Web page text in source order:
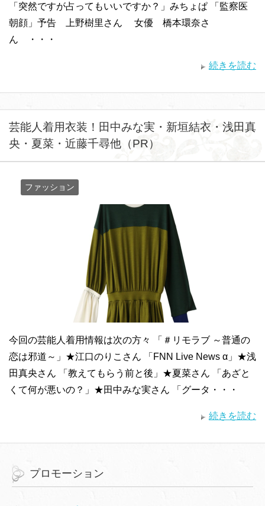
「突然ですが占ってもいいですか？」みちょぱ 「監察医
朝顔」予告 上野樹里さん 女優 橋本環奈さ
ん ・・・
続きを読む
芸能人着用衣装！田中みな実・新垣結衣・浅田真
央・夏菜・近藤千尋他（PR）
ファッション
今回の芸能人着用情報は次の方々 「＃リモラブ ～普通の
恋は邪道～」★江口のりこさん 「FNN Live News α」★浅
田真央さん 「教えてもらう前と後」★夏菜さん 「あざと
くて何が悪いの？」★田中みな実さん 「グータ・・・
続きを読む
プロモーション